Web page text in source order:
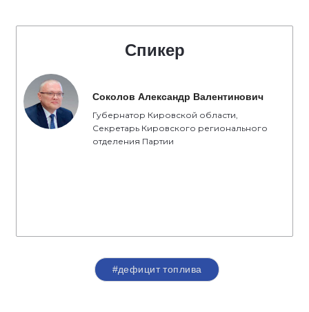
Спикер
Соколов Александр Валентинович
Губернатор Кировской области,
Секретарь Кировского регионального
отделения Партии
#дефицит топлива